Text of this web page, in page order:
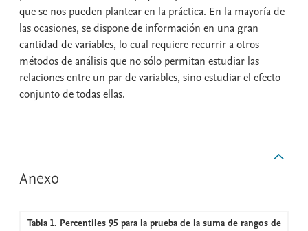
que se nos pueden plantear en la práctica. En la mayoría de
las ocasiones, se dispone de información en una gran
cantidad de variables, lo cual requiere recurrir a otros
métodos de análisis que no sólo permitan estudiar las
relaciones entre un par de variables, sino estudiar el efecto
conjunto de todas ellas.
Anexo
Tabla 1. Percentiles 95 para la prueba de la suma de rangos de